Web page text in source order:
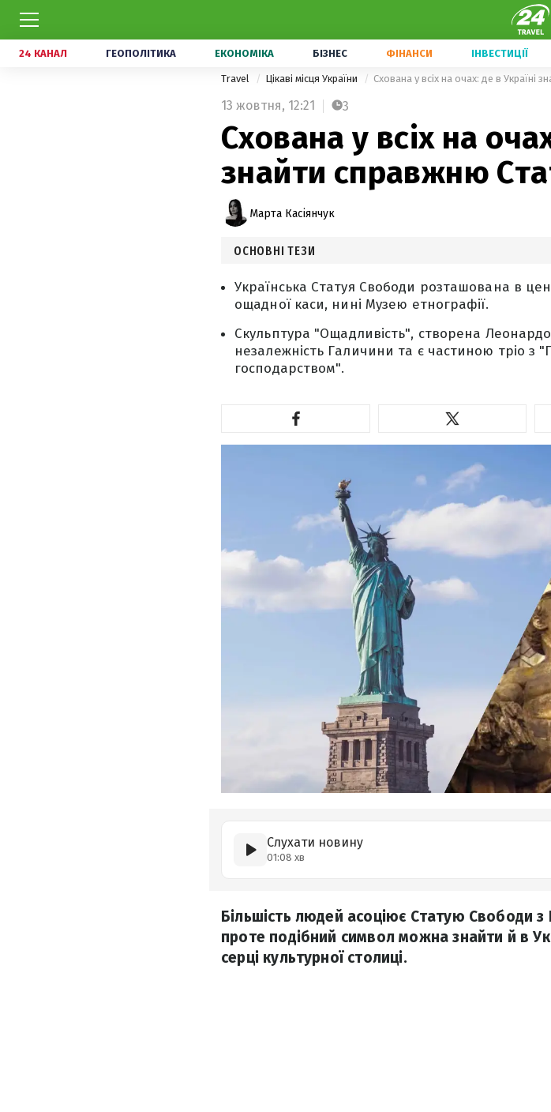
24 КАНАЛ ГЕОПОЛІТИКА ЕКОНОМІКА БІЗНЕС ФІНАНСИ ІНВЕСТИЦІЇ
Travel Цікаві місця України Схована у всіх на очах: де в Україні
13 жовтня, 12:21 3
Схована у всіх на
знайти справжню
Марта Касіянчук
ОСНОВНІ ТЕЗИ
Українська Статуя Свободи розташована в
ощадної каси, нині Музею етнографії.
Скульптура "Ощадливість", створена
незалежність Галичини та є частиною тріо з
господарством".
Слухати новину
01:08 хв
Більшість людей асоціює Статую Свободи
проте подібний символ можна знайти й в
серці культурної столиці.